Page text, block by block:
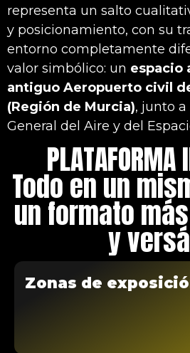
representa un salto
y posicionamiento, con su
entorno completamente
valor simbólico: un espacio
antiguo Aeropuerto civil
(Región de Murcia), junto
General del Aire y del
PLATAFORMA
Todo en un
un formato
y
Zonas de